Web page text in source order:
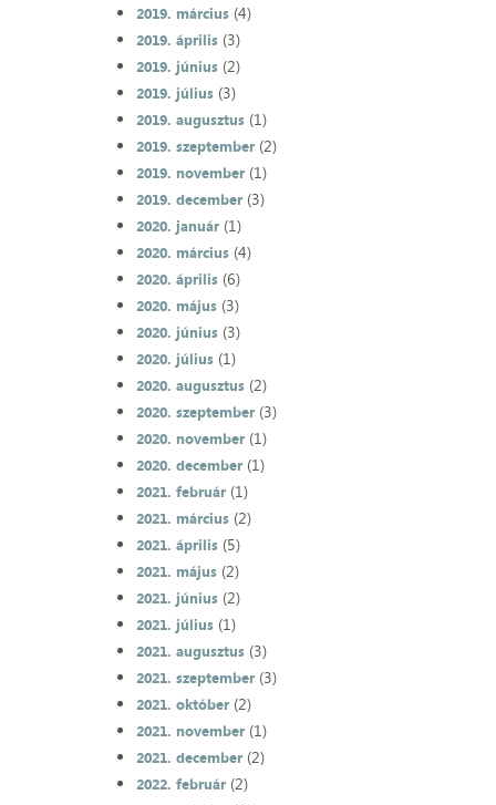
2019. március(4)
2019. április(3)
2019. június(2)
2019. július(3)
2019. augusztus(1)
2019. szeptember(2)
2019. november(1)
2019. december(3)
2020. január(1)
2020. március(4)
2020. április(6)
2020. május(3)
2020. június(3)
2020. július(1)
2020. augusztus(2)
2020. szeptember(3)
2020. november(1)
2020. december(1)
2021. február(1)
2021. március(2)
2021. április(5)
2021. május(2)
2021. június(2)
2021. július(1)
2021. augusztus(3)
2021. szeptember(3)
2021. október(2)
2021. november(1)
2021. december(2)
2022. február(2)